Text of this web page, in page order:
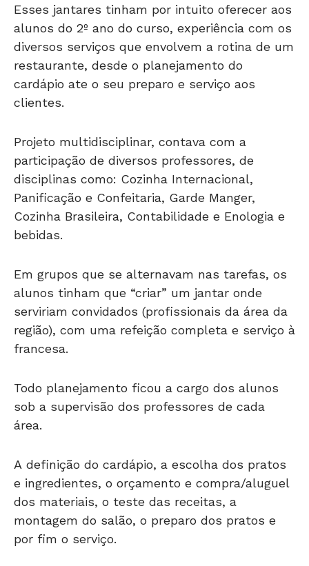
Esses jantares tinham por intuito oferecer aos
alunos do 2º ano do curso, experiência com os
diversos serviços que envolvem a rotina de um
restaurante, desde o planejamento do
cardápio ate o seu preparo e serviço aos
clientes.
Projeto multidisciplinar, contava com a
participação de diversos professores, de
disciplinas como: Cozinha Internacional,
Panificação e Confeitaria, Garde Manger,
Cozinha Brasileira, Contabilidade e Enologia e
bebidas.
Em grupos que se alternavam nas tarefas, os
alunos tinham que “criar” um jantar onde
serviriam convidados (profissionais da área da
região), com uma refeição completa e serviço à
francesa.
Todo planejamento ficou a cargo dos alunos
sob a supervisão dos professores de cada
área.
A definição do cardápio, a escolha dos pratos
e ingredientes, o orçamento e compra/aluguel
dos materiais, o teste das receitas, a
montagem do salão, o preparo dos pratos e
por fim o serviço.